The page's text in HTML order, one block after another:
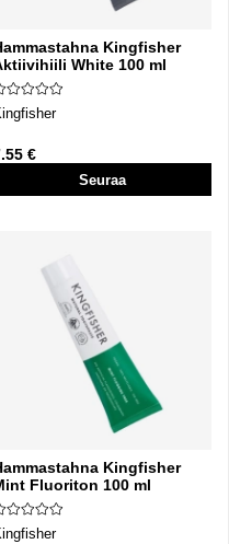
Kingfisher
White 100 ml
€
Seuraa
Kingfisher
Fluoriton 100 ml